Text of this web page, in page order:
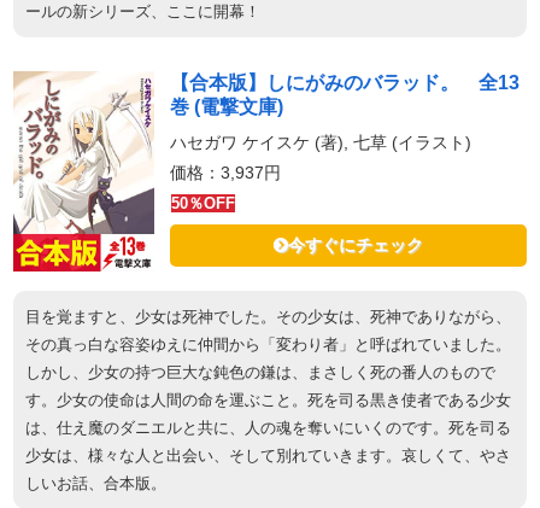
ールの新シリーズ、ここに開幕！
【合本版】しにがみのバラッド。 全13
巻 (電撃文庫)
ハセガワ ケイスケ (著), 七草 (イラスト)
価格：3,937円
50％OFF
今すぐにチェック
目を覚ますと、少女は死神でした。その少女は、死神でありながら、
その真っ白な容姿ゆえに仲間から「変わり者」と呼ばれていました。
しかし、少女の持つ巨大な鈍色の鎌は、まさしく死の番人のもので
す。少女の使命は人間の命を運ぶこと。死を司る黒き使者である少女
は、仕え魔のダニエルと共に、人の魂を奪いにいくのです。死を司る
少女は、様々な人と出会い、そして別れていきます。哀しくて、やさ
しいお話、合本版。